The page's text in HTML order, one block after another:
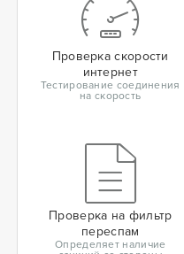
Проверка скорости
интернет
Тестирование соединения
на скорость
Проверка на фильтр
переспам
Определяет наличие